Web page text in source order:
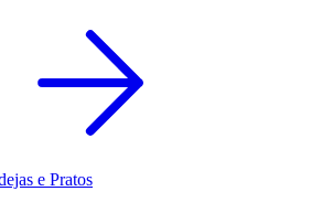
e Pratos